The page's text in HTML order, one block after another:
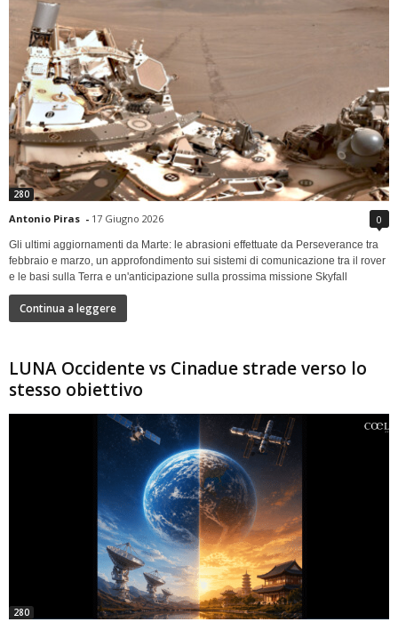
280
Antonio Piras - 17 Giugno 2026 0
Gli ultimi aggiornamenti da Marte: le abrasioni effettuate da Perseverance tra
febbraio e marzo, un approfondimento sui sistemi di comunicazione tra il rover
e le basi sulla Terra e un'anticipazione sulla prossima missione Skyfall
Continua a leggere
LUNA Occidente vs Cinadue strade verso lo
stesso obiettivo
280